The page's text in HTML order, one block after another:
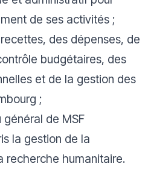
de ses activités ;
des dépenses, de
budgétaires, des
et de la gestion des
;
de MSF
la gestion de la
recherche humanitaire.